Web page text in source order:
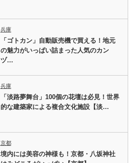
兵庫
「ゴトカン」自動販売機で買える！地元
の魅力がいっぱい詰まった人気のカン
ヅ…
兵庫
「淡路夢舞台」100個の花壇は必見！世界
的な建築家による複合文化施設【淡…
京都
境内には美容の神様も！京都・八坂神社